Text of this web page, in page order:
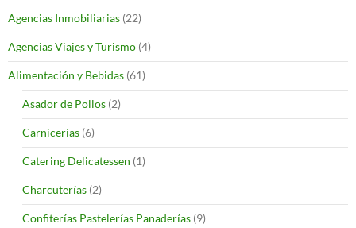
Agencias Inmobiliarias (22)
Agencias Viajes y Turismo (4)
Alimentación y Bebidas (61)
Asador de Pollos (2)
Carnicerías (6)
Catering Delicatessen (1)
Charcuterías (2)
Confiterías Pastelerías Panaderías (9)